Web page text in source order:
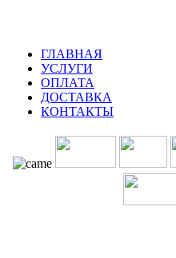
ГЛАВНАЯ
УСЛУГИ
ОПЛАТА
ДОСТАВКА
КОНТАКТЫ